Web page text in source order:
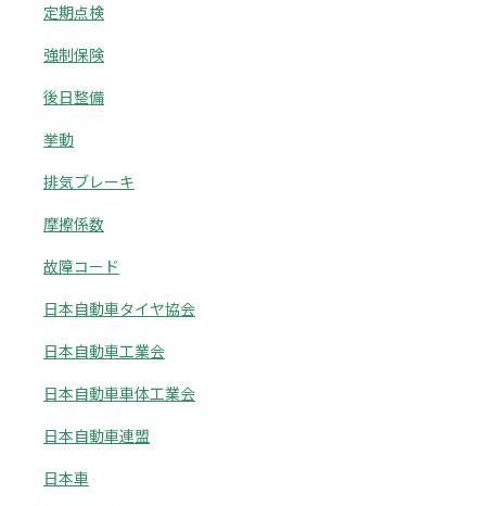
定期点検
強制保険
後日整備
挙動
排気ブレーキ
摩擦係数
故障コード
日本自動車タイヤ協会
日本自動車工業会
日本自動車車体工業会
日本自動車連盟
日本車